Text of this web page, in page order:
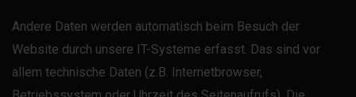
Andere Daten werden automatisch beim Besuch der
Website durch unsere IT-Systeme erfasst. Das sind vor
allem technische Daten (z.B. Internetbrowser,